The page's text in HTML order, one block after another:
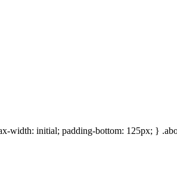
width: initial; padding-bottom: 125px; }